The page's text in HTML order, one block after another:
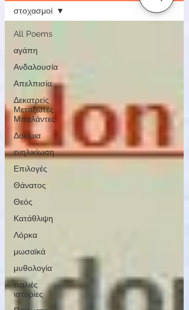
All Poems
αγάπη
Ανδαλουσία
Απελπισία
Δεκατρείς
Μεταξωτές
Μπαλάντες
Δοκίμια
ενηλικίωση
Επιλογές
Θάνατος
Θεός
Κατάθλιψη
Λόρκα
μωσαϊκά
μυθολογία
παλιές
ιστορίες
στοχασμοί